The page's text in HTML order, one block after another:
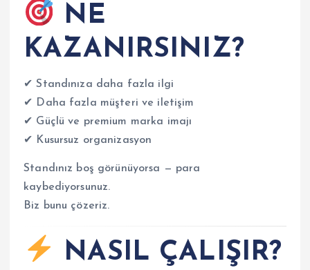
NE
KAZANIRSINIZ?
✔ Standınıza daha fazla ilgi
✔ Daha fazla müşteri ve iletişim
✔ Güçlü ve premium marka imajı
✔ Kusursuz organizasyon
Standınız boş görünüyorsa — para
kaybediyorsunuz.
Biz bunu çözeriz.
NASIL ÇALIŞIR?